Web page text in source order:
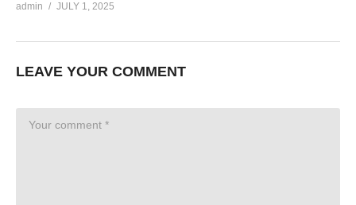
admin JULY 1, 2025
LEAVE YOUR COMMENT